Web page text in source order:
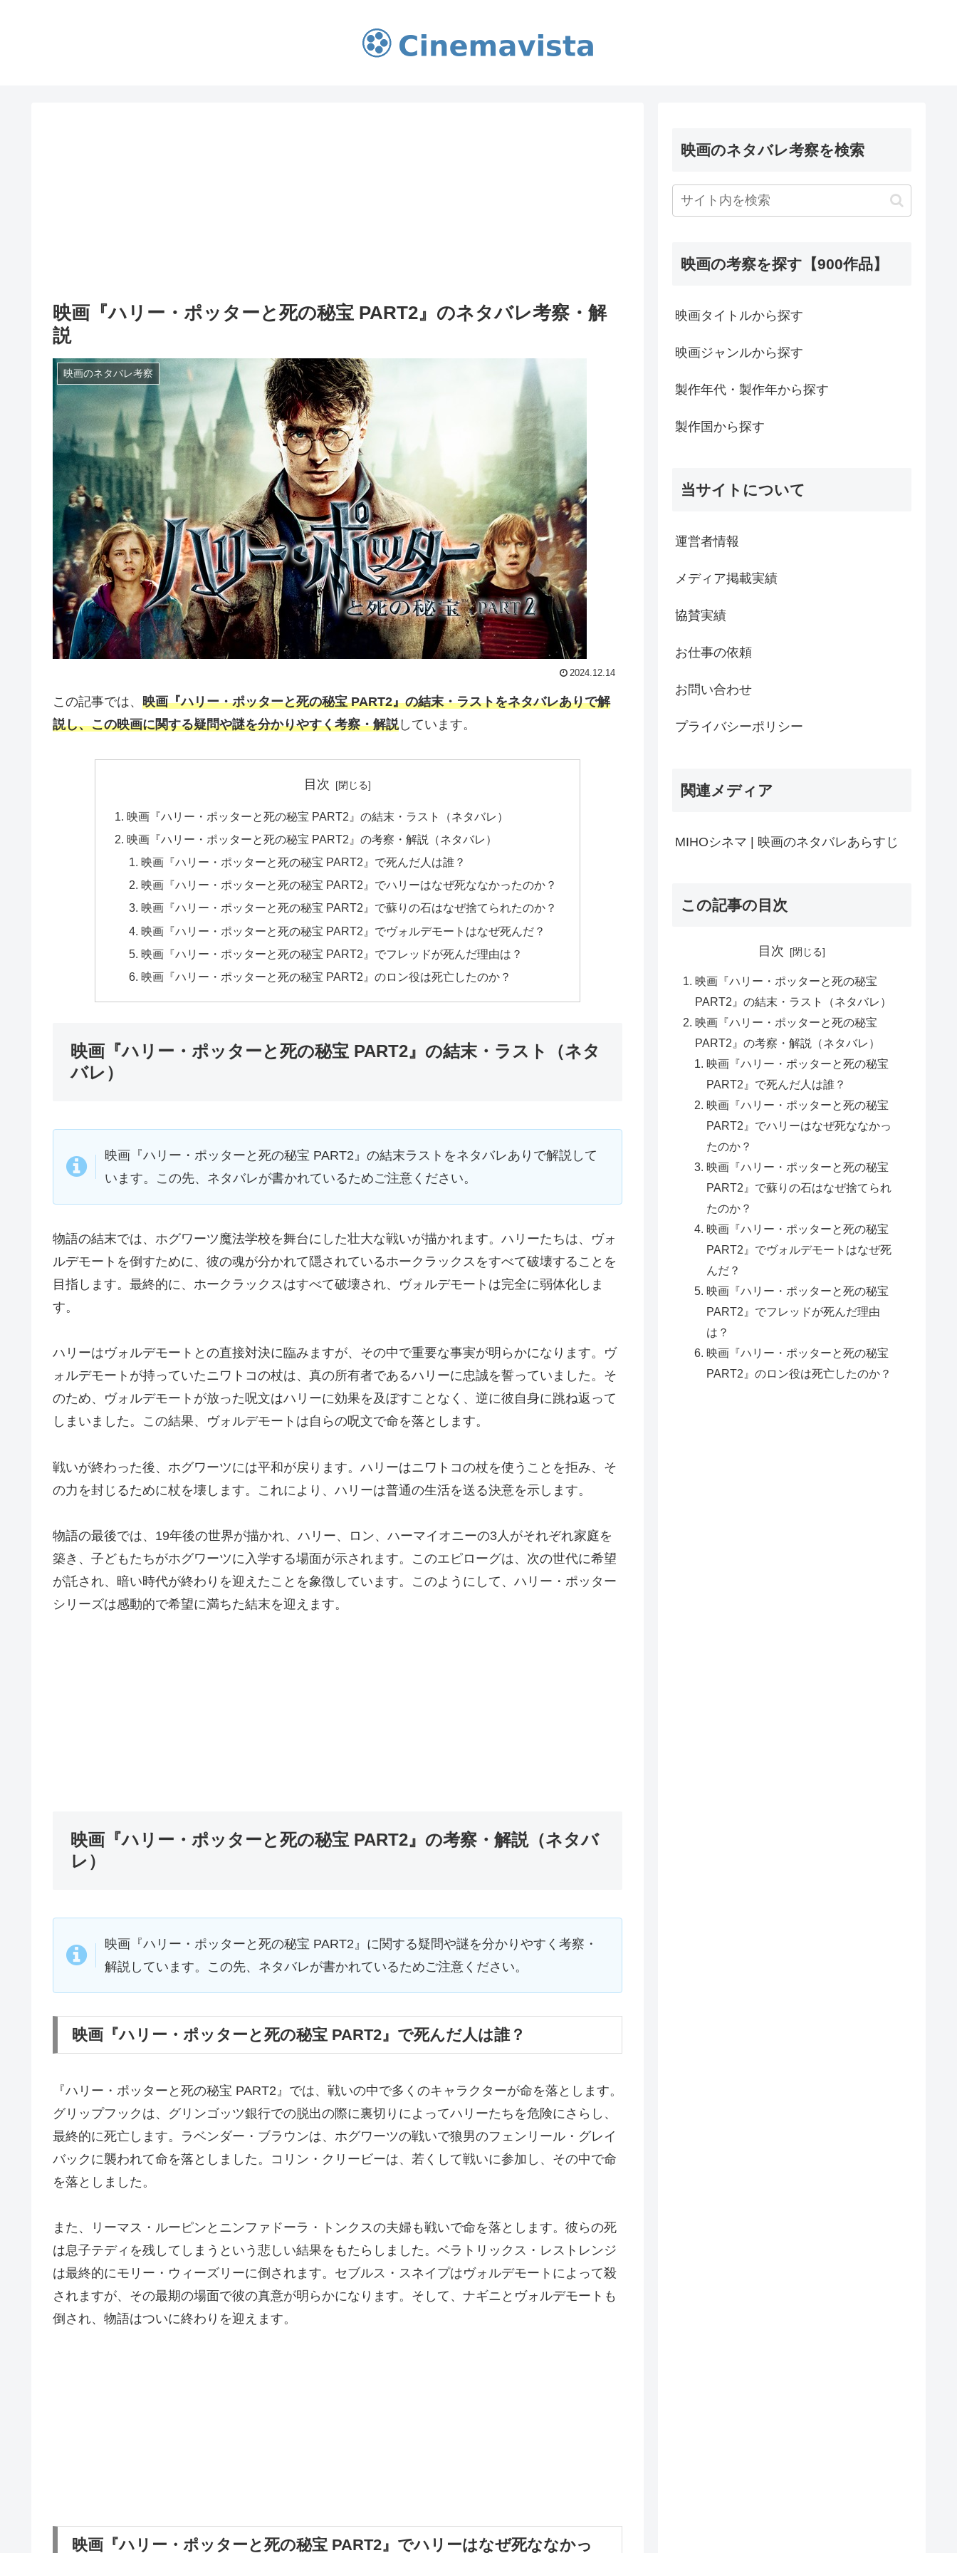
映画『ハリー・ポッターと死の秘宝 PART2』のネタバレ考察・解
説
映画のネタバレ考察
2024.12.14
この記事では、 映画『ハリー・ポッターと死の秘宝 PART2』の結末・ラストをネタバレありで解
説し、この映画に関する疑問や謎を分かりやすく考察・解説しています。
目次
映画『ハリー・ポッターと死の秘宝 PART2』の結末・ラスト（ネタバレ）
映画『ハリー・ポッターと死の秘宝 PART2』の考察・解説（ネタバレ）
映画『ハリー・ポッターと死の秘宝 PART2』で死んだ人は誰？
映画『ハリー・ポッターと死の秘宝 PART2』でハリーはなぜ死ななかったのか？
映画『ハリー・ポッターと死の秘宝 PART2』で蘇りの石はなぜ捨てられたのか？
映画『ハリー・ポッターと死の秘宝 PART2』でヴォルデモートはなぜ死んだ？
映画『ハリー・ポッターと死の秘宝 PART2』でフレッドが死んだ理由は？
映画『ハリー・ポッターと死の秘宝 PART2』のロン役は死亡したのか？
映画『ハリー・ポッターと死の秘宝 PART2』の結末・ラスト（ネタ
バレ）
映画『ハリー・ポッターと死の秘宝 PART2』の結末ラストをネタバレありで解説して
います。この先、ネタバレが書かれているためご注意ください。
物語の結末では、ホグワーツ魔法学校を舞台にした壮大な戦いが描かれます。ハリーたちは、ヴォ
ルデモートを倒すために、彼の魂が分かれて隠されているホークラックスをすべて破壊することを
目指します。最終的に、ホークラックスはすべて破壊され、ヴォルデモートは完全に弱体化しま
す。
ハリーはヴォルデモートとの直接対決に臨みますが、その中で重要な事実が明らかになります。ヴ
ォルデモートが持っていたニワトコの杖は、真の所有者であるハリーに忠誠を誓っていました。そ
のため、ヴォルデモートが放った呪文はハリーに効果を及ぼすことなく、逆に彼自身に跳ね返って
しまいました。この結果、ヴォルデモートは自らの呪文で命を落とします。
戦いが終わった後、ホグワーツには平和が戻ります。ハリーはニワトコの杖を使うことを拒み、そ
の力を封じるために杖を壊します。これにより、ハリーは普通の生活を送る決意を示します。
物語の最後では、19年後の世界が描かれ、ハリー、ロン、ハーマイオニーの3人がそれぞれ家庭を
築き、子どもたちがホグワーツに入学する場面が示されます。このエピローグは、次の世代に希望
が託され、暗い時代が終わりを迎えたことを象徴しています。このようにして、ハリー・ポッター
シリーズは感動的で希望に満ちた結末を迎えます。
映画『ハリー・ポッターと死の秘宝 PART2』の考察・解説（ネタバ
レ）
映画『ハリー・ポッターと死の秘宝 PART2』に関する疑問や謎を分かりやすく考察・
解説しています。この先、ネタバレが書かれているためご注意ください。
映画『ハリー・ポッターと死の秘宝 PART2』で死んだ人は誰？
『ハリー・ポッターと死の秘宝 PART2』では、戦いの中で多くのキャラクターが命を落とします。
グリップフックは、グリンゴッツ銀行での脱出の際に裏切りによってハリーたちを危険にさらし、
最終的に死亡します。ラベンダー・ブラウンは、ホグワーツの戦いで狼男のフェンリール・グレイ
バックに襲われて命を落としました。コリン・クリービーは、若くして戦いに参加し、その中で命
を落としました。
また、リーマス・ルーピンとニンファドーラ・トンクスの夫婦も戦いで命を落とします。彼らの死
は息子テディを残してしまうという悲しい結果をもたらしました。ベラトリックス・レストレンジ
は最終的にモリー・ウィーズリーに倒されます。セブルス・スネイプはヴォルデモートによって殺
されますが、その最期の場面で彼の真意が明らかになります。そして、ナギニとヴォルデモートも
倒され、物語はついに終わりを迎えます。
映画『ハリー・ポッターと死の秘宝 PART2』でハリーはなぜ死ななかっ
映画のネタバレ考察を検索
映画の考察を探す【900作品】
映画タイトルから探す
映画ジャンルから探す
製作年代・製作年から探す
製作国から探す
当サイトについて
運営者情報
メディア掲載実績
協賛実績
お仕事の依頼
お問い合わせ
プライバシーポリシー
関連メディア
MIHOシネマ | 映画のネタバレあらすじ
この記事の目次
目次
映画『ハリー・ポッターと死の秘宝
PART2』の結末・ラスト（ネタバレ）
映画『ハリー・ポッターと死の秘宝
PART2』の考察・解説（ネタバレ）
映画『ハリー・ポッターと死の秘宝
PART2』で死んだ人は誰？
映画『ハリー・ポッターと死の秘宝
PART2』でハリーはなぜ死ななかっ
たのか？
映画『ハリー・ポッターと死の秘宝
PART2』で蘇りの石はなぜ捨てられ
たのか？
映画『ハリー・ポッターと死の秘宝
PART2』でヴォルデモートはなぜ死
んだ？
映画『ハリー・ポッターと死の秘宝
PART2』でフレッドが死んだ理由
は？
映画『ハリー・ポッターと死の秘宝
PART2』のロン役は死亡したのか？